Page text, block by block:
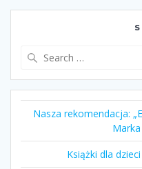
Nasza rekomendacja:
Książki dla